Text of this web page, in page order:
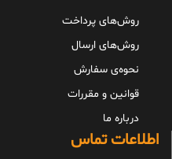
روش‌های پرداخت
روش‌های ارسال
نحوه‌ی سفارش
قوانین و مقررات
درباره ما
اطلاعات تماس